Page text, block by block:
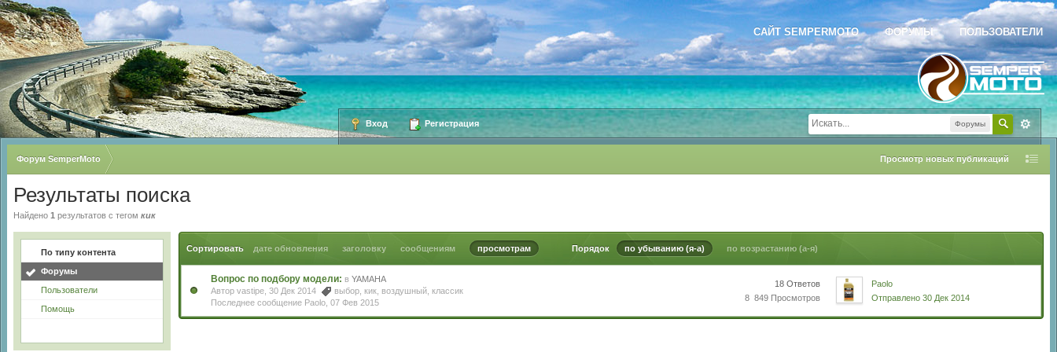
САЙТ SEMPERMOTO ФОРУМЫ ПОЛЬЗОВАТЕЛИ
Форумы
Вход Регистрация
Форум SemperMoto Просмотр новых публикаций
Результаты поиска
Найдено 1 результатов с тегом кик
По типу контента
Форумы
Пользователи
Помощь
Сортировать дате обновления заголовку сообщениям просмотрам Порядок по убыванию (я-а) по возрастанию (а-я)
Вопрос по подбору модели: в YAMAHA
Автор vastipe , 30 Дек 2014 выбор кик воздушный классик
Последнее сообщение Paolo 07 Фев 2015
18 Ответов
8 849 Просмотров
Paolo
Отправлено 30 Дек 2014